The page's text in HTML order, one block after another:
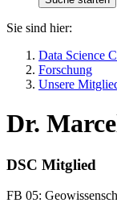
Sie sind hier:
Data Science
Forschung
Unsere
Dr.
DSC Mitglied
FB 05: